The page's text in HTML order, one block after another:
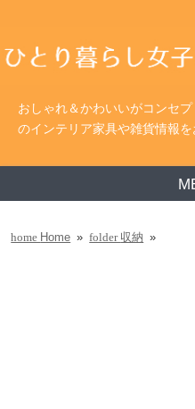
おしゃれ＆かわいいがコンセ
のインテリア家具や雑貨情報を
home Home » folder 収納 »